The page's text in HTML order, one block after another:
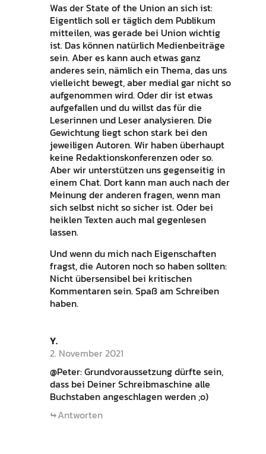
Was der State of the Union an sich ist:
Eigentlich soll er täglich dem Publikum
mitteilen, was gerade bei Union wichtig
ist. Das können natürlich Medienbeiträge
sein. Aber es kann auch etwas ganz
anderes sein, nämlich ein Thema, das uns
vielleicht bewegt, aber medial gar nicht so
aufgenommen wird. Oder dir ist etwas
aufgefallen und du willst das für die
Leserinnen und Leser analysieren. Die
Gewichtung liegt schon stark bei den
jeweiligen Autoren. Wir haben überhaupt
keine Redaktionskonferenzen oder so.
Aber wir unterstützen uns gegenseitig in
einem Chat. Dort kann man auch nach der
Meinung der anderen fragen, wenn man
sich selbst nicht so sicher ist. Oder bei
heiklen Texten auch mal gegenlesen
lassen.
Und wenn du mich nach Eigenschaften
fragst, die Autoren noch so haben sollten:
Nicht übersensibel bei kritischen
Kommentaren sein. Spaß am Schreiben
haben.
Y.
2. November 2021
@Peter: Grundvoraussetzung dürfte sein,
dass bei Deiner Schreibmaschine alle
Buchstaben angeschlagen werden ;o)
Antworten